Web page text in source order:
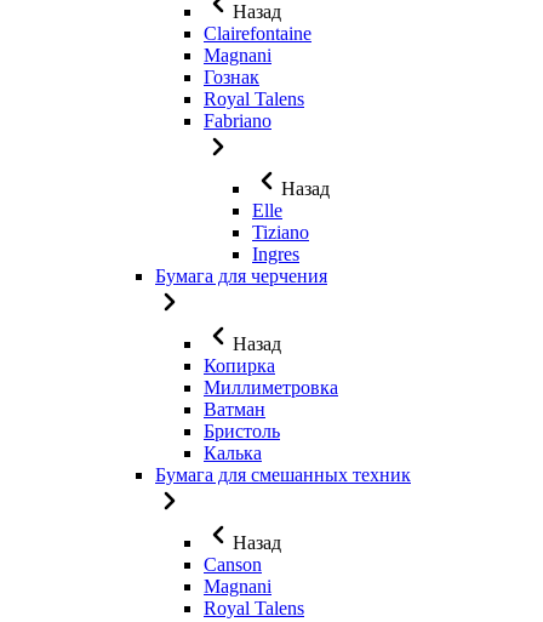
Назад
Clairefontaine
Magnani
Гознак
Royal Talens
Fabriano
Назад
Elle
Tiziano
Ingres
Бумага для черчения
Назад
Копирка
Миллиметровка
Ватман
Бристоль
Калька
Бумага для смешанных техник
Назад
Canson
Magnani
Royal Talens